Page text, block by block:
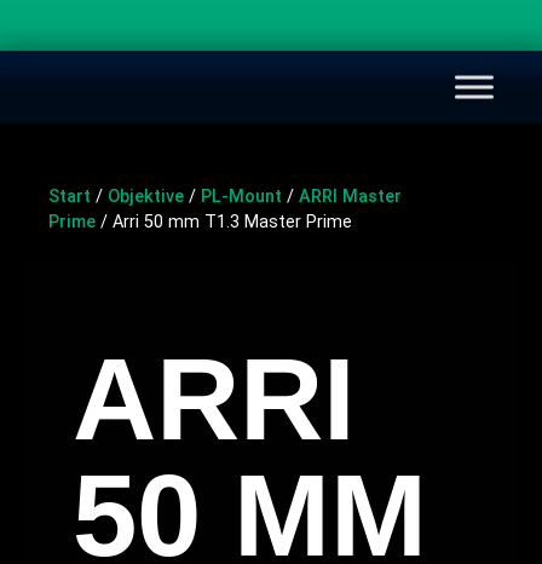
Start / Objektive / PL-Mount / ARRI Master
Prime / Arri 50 mm T1.3 Master Prime
ARRI
50 MM